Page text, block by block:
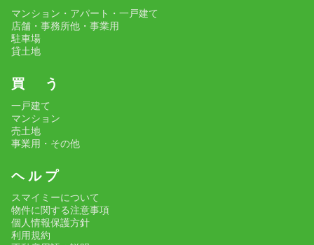
マンション・アパート・一戸建て
店舗・事務所他・事業用
駐車場
貸土地
買 う
一戸建て
マンション
売土地
事業用・その他
ヘ ル プ
スマイミーについて
物件に関する注意事項
個人情報保護方針
利用規約